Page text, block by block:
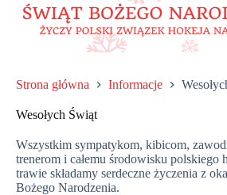
Strona główna Informacje
Wesołych Świąt
Wszystkim sympatykom, kibicom,
trenerom i całemu środowisku polskiego
trawie składamy serdeczne życzenia z
Bożego Narodzenia.